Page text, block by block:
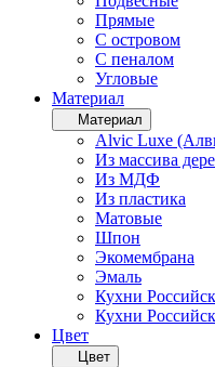
Прямые
С островом
С пеналом
Угловые
Материал
Материал
Alvic Luxe
Из массива
Из МДФ
Из пластика
Матовые
Шпон
Экомембрана
Эмаль
Кухни
Кухни
Цвет
Цвет